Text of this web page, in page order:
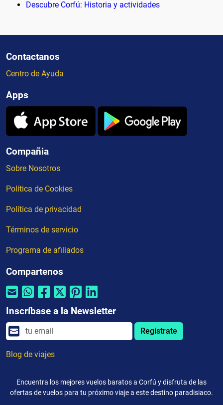
Descubre Corfú: Historia y actividades
Contactanos
Centro de Ayuda
Apps
Compañia
Sobre Nosotros
Política de Cookies
Política de privacidad
Términos de servicio
Programa de afiliados
Compartenos
Inscríbase a la Newsletter
Regístrate
Blog de viajes
Encuentra los mejores vuelos baratos a Corfú y disfruta de las
ofertas de vuelos para tu próximo viaje a este destino paradisiaco.